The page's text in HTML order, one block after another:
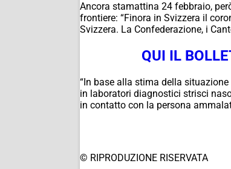
Ancora stamattina 24 febbraio,
frontiere: “Finora in Svizzera il
Svizzera. La Confederazione, i
QUI IL
“In base alla stima della
in laboratori diagnostici strisci
in contatto con la persona
© RIPRODUZIONE RISERVATA